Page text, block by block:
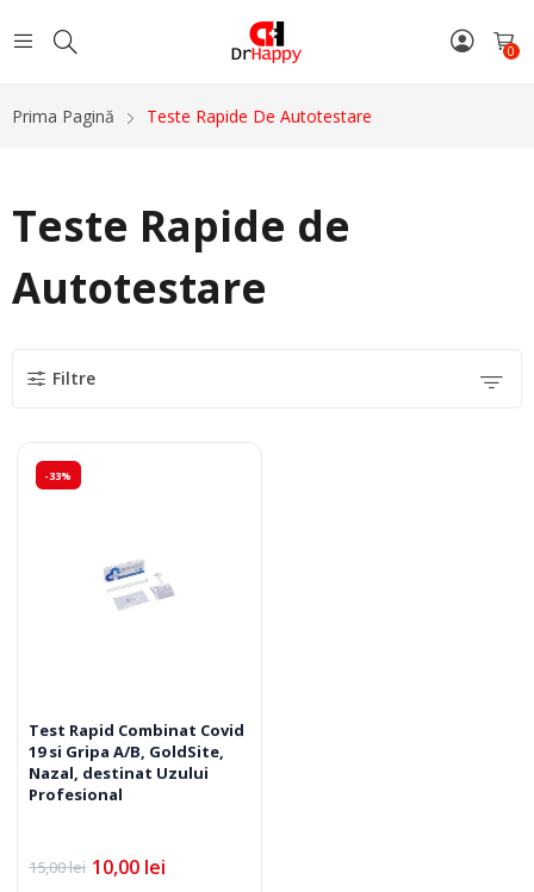
0
Prima Pagină Teste Rapide De Autotestare
Teste Rapide de
Autotestare
Filtre
-33%
Test Rapid Combinat Covid
19 si Gripa A/B, GoldSite,
Nazal, destinat Uzului
Profesional
15,00lei
Prețul 10,00 lei
Prețul